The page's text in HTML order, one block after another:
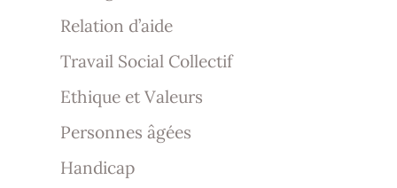
Relation d’aide
Travail Social Collectif
Ethique et Valeurs
Personnes âgées
Handicap